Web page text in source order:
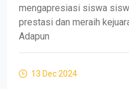
mengapresiasi siswa
prestasi dan meraih
Adapun
13 Dec 2024